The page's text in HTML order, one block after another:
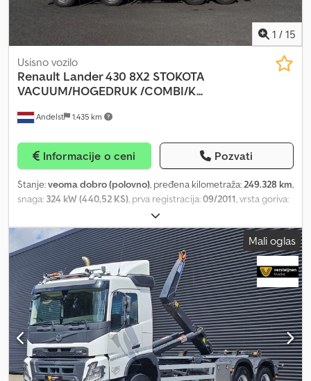
1 / 15
Andelst 1.435 km
Usisno vozilo
Renault Lander 430 8X2 STOKOTA
VACUUM/HOGEDRUK /COMBI/K...
Informacije o ceni Pozvati
Stanje:veoma dobro (polovno), pređena kilometraža:249.328 km,
snaga: 324 kW (440,52 KS), prva registracija:09/2011, vrsta goriva:
, konfiguracija osovina:
međuosovinsko rastojanje:5.650 mm, kabina vozača:kabina za
spavanje, tip prenosa:mehanički, emisioni razred:Euro 5, Godina
proizvodnje:2011, Oprema:ABS, električno podesivo ogledalo,
električno podešavanje prozora, filter za čađ, grejač za
parkiranje, klima uređaj, maglenke, spojler, tempomat, =
Dodatne opcije i oprema = - Aluminijumski rezervoar za gorivo -
Krovni spojler - Duga svetla - Tih rad - Ograničivač brzine -
Vazdušno oslanjanje - Vazdušna sirena - Filter čestica - Kabina za
spavanje Dodpfx Aouu Diish Rekr - Suncobran - Kontrola
stabilnosti - Pomoćno grejanje - Kutija za alat - Pogonsko vratilo
(PTO) = Dodatne informacije = Prednja osovina 1: Upravljiva
Mali oglas